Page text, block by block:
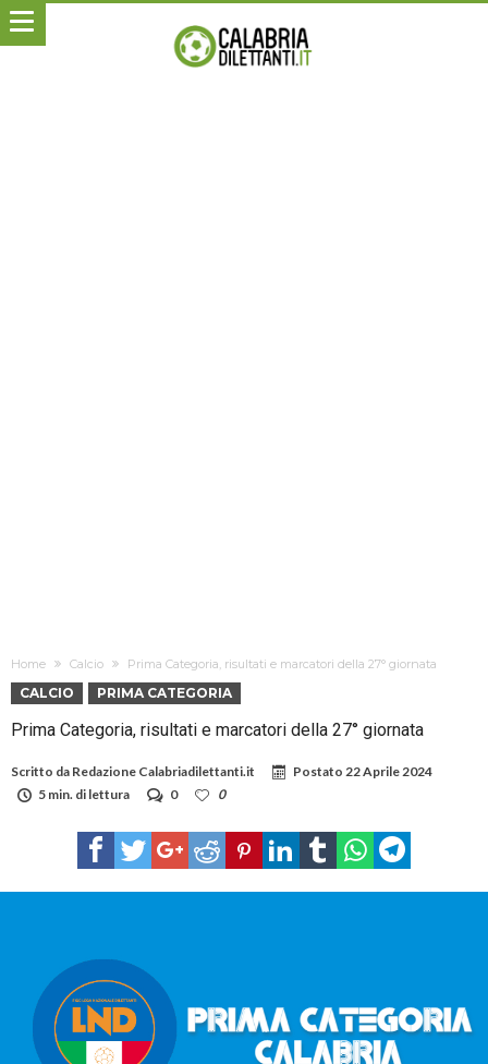
Home Calcio Prima Categoria, risultati e marcatori della 27° giornata
CALCIO PRIMA CATEGORIA
Prima Categoria, risultati e marcatori della 27° giornata
Scritto da Redazione Calabriadilettanti.it Postato 22 Aprile 2024
5 min. di lettura
0 0